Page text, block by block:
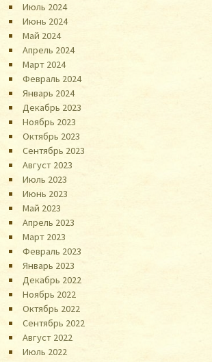
Июль 2024
Июнь 2024
Май 2024
Апрель 2024
Март 2024
Февраль 2024
Январь 2024
Декабрь 2023
Ноябрь 2023
Октябрь 2023
Сентябрь 2023
Август 2023
Июль 2023
Июнь 2023
Май 2023
Апрель 2023
Март 2023
Февраль 2023
Январь 2023
Декабрь 2022
Ноябрь 2022
Октябрь 2022
Сентябрь 2022
Август 2022
Июль 2022